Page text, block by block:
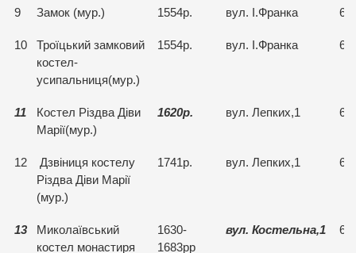
9 Замок (мур.) 1554р. вул. І.Франка
10
Троїцький замковий
костел-
усипальниця(мур.)
1554р. вул. І.Франка
11
Костел Різдва Діви
Марії(мур.)
1620р. вул. Лепких,1
12
Дзвіниця костелу
Різдва Діви Марії
(мур.)
1741р. вул. Лепких,1
13
Миколаївський
костел монастиря
1630-
1683рр
вул. Костельна,1